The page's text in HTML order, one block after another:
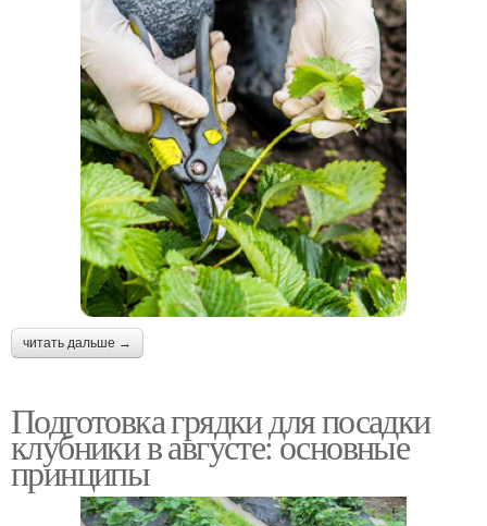
читать дальше →
Подготовка грядки для посадки
клубники в августе: основные
принципы